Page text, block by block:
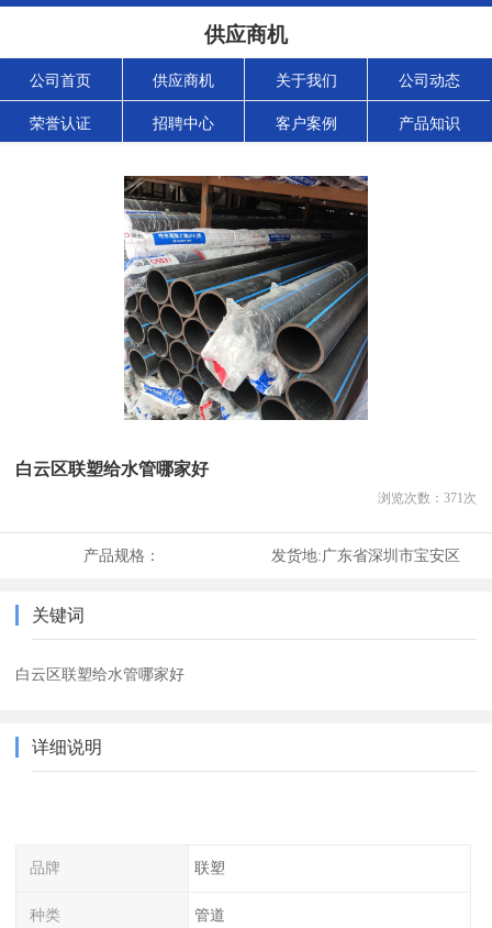
供应商机
公司首页 供应商机 关于我们 公司动态
荣誉认证 招聘中心 客户案例 产品知识
白云区联塑给水管哪家好
浏览次数： 371次
产品规格： 发货地:广东省深圳市宝安区
关键词
白云区联塑给水管哪家好
详细说明
品牌 联塑
种类 管道